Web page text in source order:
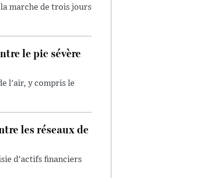
marche de trois jours
le pic sévère
l'air, y compris le
les réseaux de
d'actifs financiers